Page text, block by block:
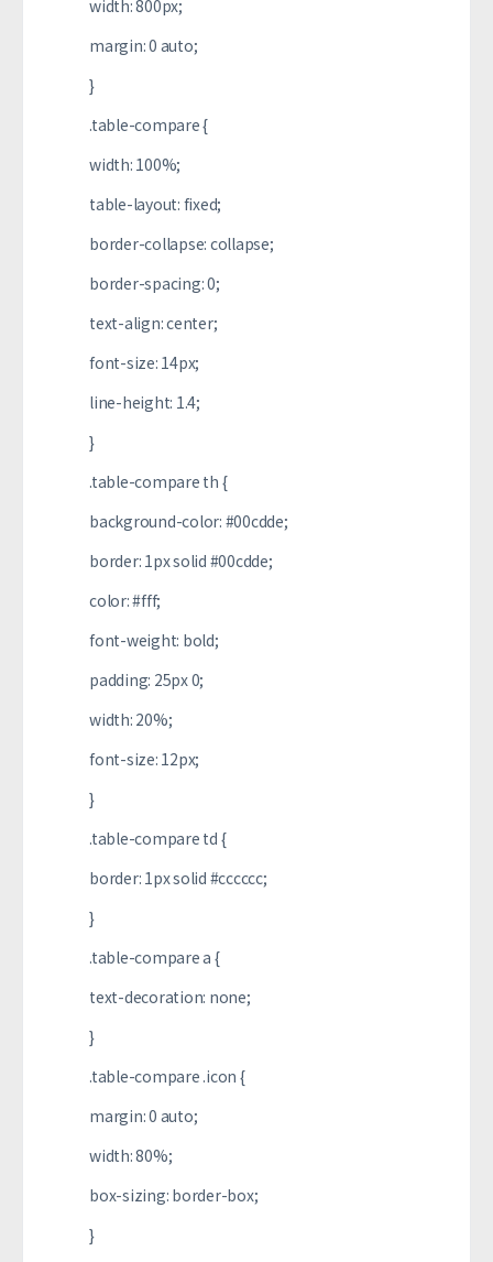
width: 800px;
margin: 0 auto;
}
.table-compare {
width: 100%;
table-layout: fixed;
border-collapse: collapse;
border-spacing: 0;
text-align: center;
font-size: 14px;
line-height: 1.4;
}
.table-compare th {
background-color: #00cdde;
border: 1px solid #00cdde;
color: #fff;
font-weight: bold;
padding: 25px 0;
width: 20%;
font-size: 12px;
}
.table-compare td {
border: 1px solid #cccccc;
}
.table-compare a {
text-decoration: none;
}
.table-compare .icon {
margin: 0 auto;
width: 80%;
box-sizing: border-box;
}